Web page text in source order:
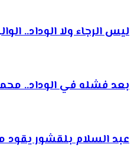
ليس الرجاء ولا الوداد..
بعد فشله في الوداد..
عبد السلام بلقشور يقود